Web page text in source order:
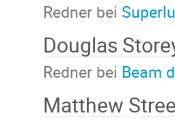
Redner bei
Douglas
Redner bei Beam
Matthew